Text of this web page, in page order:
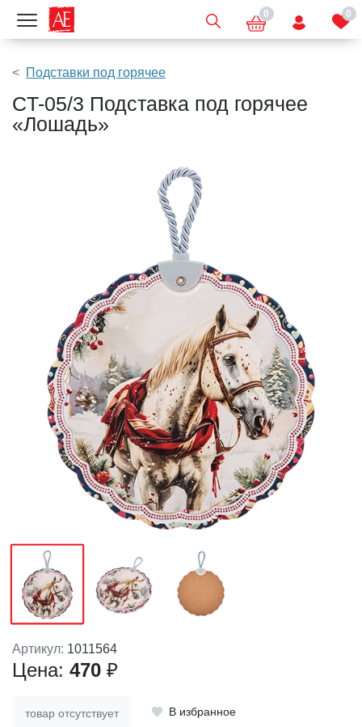
Показать меню 0 0
Подставки под горячее
CT-05/3 Подставка под горячее
«Лошадь»
Артикул: 1011564
Цена: 470 ₽
товар отсутствует В избранное